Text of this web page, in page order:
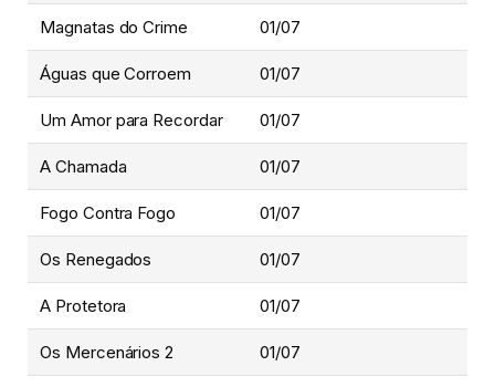
Magnatas do Crime 01/07
Águas que Corroem 01/07
Um Amor para Recordar 01/07
A Chamada 01/07
Fogo Contra Fogo 01/07
Os Renegados 01/07
A Protetora 01/07
Os Mercenários 2 01/07